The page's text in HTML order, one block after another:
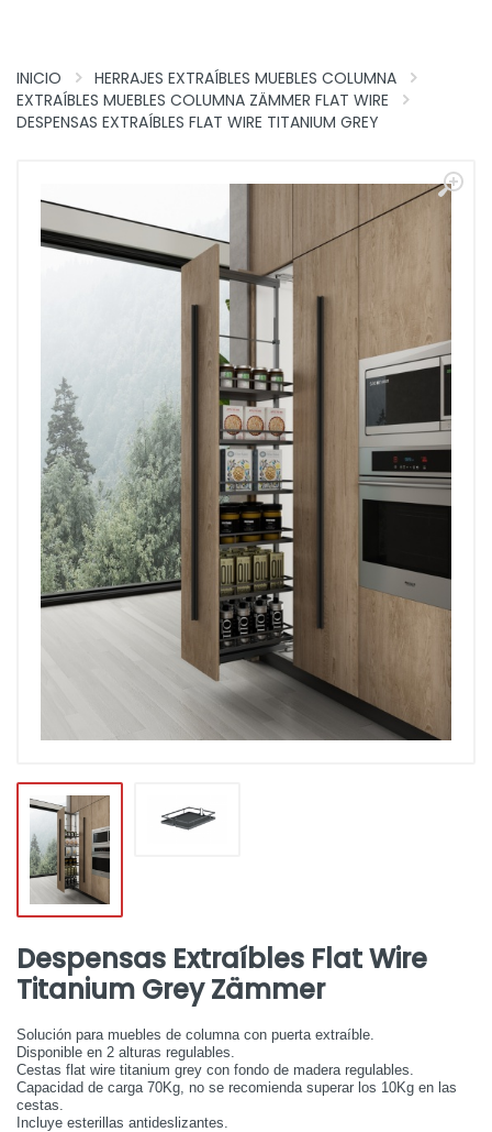
INICIO
HERRAJES EXTRAÍBLES MUEBLES COLUMNA
EXTRAÍBLES MUEBLES COLUMNA ZÄMMER FLAT WIRE
DESPENSAS EXTRAÍBLES FLAT WIRE TITANIUM GREY
Despensas Extraíbles Flat Wire
Titanium Grey Zämmer
Solución para muebles de columna con puerta extraíble.
Disponible en 2 alturas regulables.
Cestas flat wire titanium grey con fondo de madera regulables.
Capacidad de carga 70Kg, no se recomienda superar los 10Kg en las
cestas.
Incluye esterillas antideslizantes.